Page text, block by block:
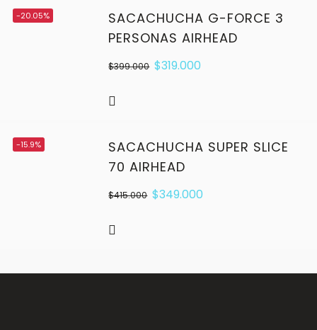
-20.05%
SACACHUCHA G-FORCE 3
PERSONAS AIRHEAD
$399.000 $319.000
-15.9%
SACACHUCHA SUPER SLICE
70 AIRHEAD
$415.000 $349.000